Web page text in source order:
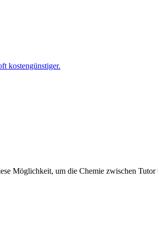
kostengünstiger.
Möglichkeit, um die Chemie zwischen Tutor